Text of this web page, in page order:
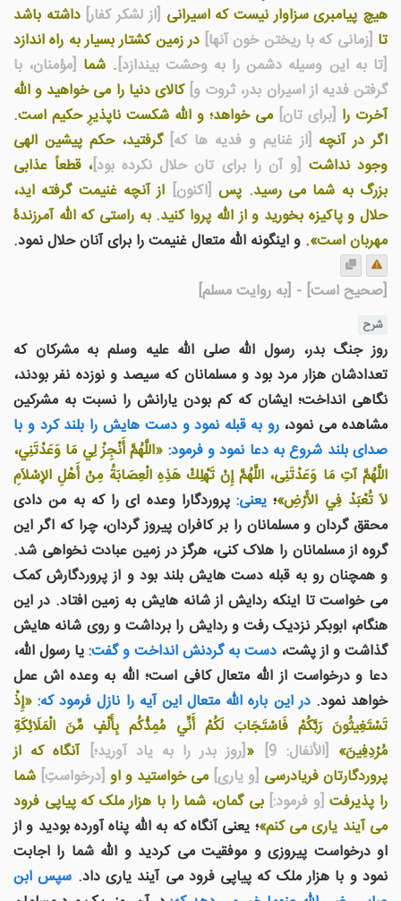
هیچ پیامبری سزاوار نیست که اسیرانی [از لشکر کفار] داشته باشد
تا [زمانی که با ریختن خون آنها] در زمین کشتار بسیار به راه اندازد
[تا به این وسیله دشمن را به وحشت بیندازد]. شما [مؤمنان، با
گرفتن فدیه از اسیران بدر، ثروت و] کالای دنیا را می خواهید و الله
آخرت را [برای تان] می خواهد؛ و الله شکست ناپذیرِ حکیم است.
اگر در آنچه [از غنایم و فدیه ها که] گرفتید، حکم پیشین الهی
وجود نداشت [و آن را برای تان حلال نکرده بود]، قطعاً عذابی
بزرگ به شما می رسید. پس [اکنون] از آنچه غنیمت گرفته اید،
حلال و پاکیزه بخورید و از الله پروا کنید. به راستی که الله آمرزندۀ
مهربان است». و اينگونه الله متعال غنيمت را برای آنان حلال نمود.
[صحیح است] - [به روایت مسلم]
شرح
روز جنگ بدر، رسول الله صلی الله علیه وسلم به مشرکان که
تعدادشان هزار مرد بود و مسلمانان که سيصد و نوزده نفر بودند،
نگاهی انداخت؛ ایشان که کم بودن یارانش را نسبت به مشرکین
مشاهده می نمود، رو به قبله نمود و دست هايش را بلند کرد و با
صدای بلند شروع به دعا نمود و فرمود: «اللَّهُمَّ أَنْجِزْ لِي مَا وَعَدْتَنِي،
اللَّهُمَّ آتِ مَا وَعَدْتَنِى، اللَّهُمَّ إِنْ تَهْلِكْ هَذِهِ الْعِصَابَةُ مِنْ أَهْلِ الإِسْلاَمِ
لاَ تُعْبَدْ فِي الأَرْضِ»؛یعنی: پروردگارا وعده ای را که به من دادی
محقق گردان و مسلمانان را بر کافران پیروز گردان، چرا که اگر این
گروه از مسلمانان را هلاک کنی، هرگز در زمین عبادت نخواهی شد.
و همچنان رو به قبله دست هايش بلند بود و از پروردگارش کمک
می خواست تا اينکه ردايش از شانه هايش به زمين افتاد. در اين
هنگام، ابوبکر نزديک رفت و ردايش را برداشت و روی شانه هايش
گذاشت و از پشت، دست به گردنش انداخت و گفت:يا رسول الله،
دعا و درخواست از الله متعال کافی است؛ الله به وعده اش عمل
خواهد نمود. در اين باره الله متعال اين آيه را نازل فرمود که: «إِذْ
تَسْتَغِيثُونَ رَبَّكُمْ فَاسْتَجَابَ لَكُمْ أَنِّي مُمِدُّكُم بِأَلْفٍ مِّنَ الْمَلَائِكَةِ
مُرْدِفِينَ» [الأنفال: 9] «[روز بدر را به یاد آورید؛] آنگاه كه از
پروردگارتان فریادرسى [و یارى] مى خواستید و او [درخواستِ] شما
را پذیرفت [و فرمود:] بی گمان، شما را با هزار ملک که پیاپی فرود
می آیند یاری می کنم»؛ یعنی آنگاه که به الله پناه آورده بودید و از
او درخواست پیروزی و موفقیت می کردید و الله شما را اجابت
نمود و با هزار ملک که پیاپی فرود می آیند یاری داد. سپس ابن